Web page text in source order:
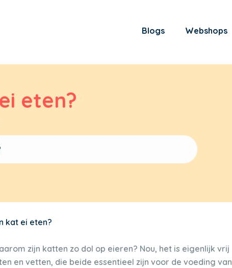
Blogs Webshops
eten?
kat ei eten?
zijn katten zo dol op eieren? Nou, het is eigenlijk vrij
en vetten, die beide essentieel zijn voor de voeding van